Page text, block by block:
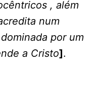
, além
num
por um
a Cristo].